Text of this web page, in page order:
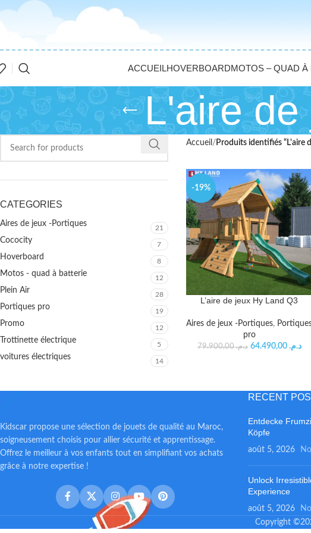
ACCUEILHOVERBOARDMOTOS – QUAD À
L'aire de
CATEGORIES
Aires de jeux -Portiques 21
Cococity 7
Hoverboard 8
Motos - quad à batterie 12
Plein Air 28
Portiques pro 19
Promo 12
Trottinette électrique 5
voitures électriques 14
Accueil Produits identifiés “L'aire
-19%
L’aire de jeux Hy Land Q3
Aires de jeux -Portiques,
pro
د.م.79.900,00 د.م. 64.490,00
Kidscar propose une sélection de jouets de qualité au Maroc,
soigneusement choisis pour allier sécurité et apprentissage.
Offrez le meilleur à vos enfants tout en simplifiant vos achats
grâce à notre expertise !
RECENT
Entdecke
Köpfe
août 5, 2026
Unlock
Experience
août 5, 2026
Copyright